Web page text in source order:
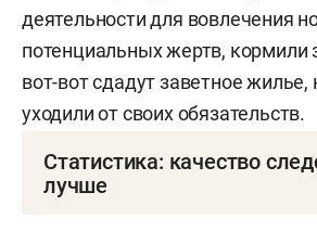
деятельности для вовлечения
потенциальных жертв, кормили
вот-вот сдадут заветное жилье,
уходили от своих обязательств.
Статистика: качество
лучше